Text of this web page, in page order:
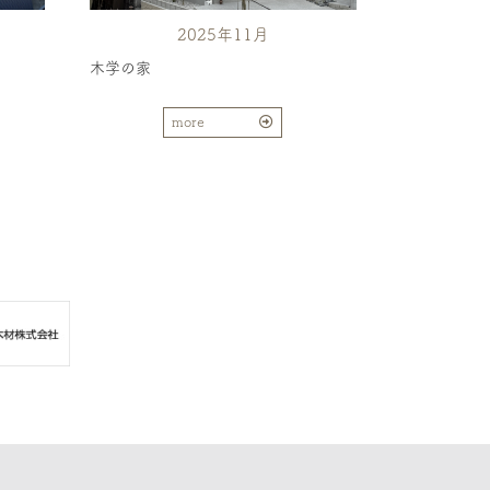
2025年11月
木学の家
more